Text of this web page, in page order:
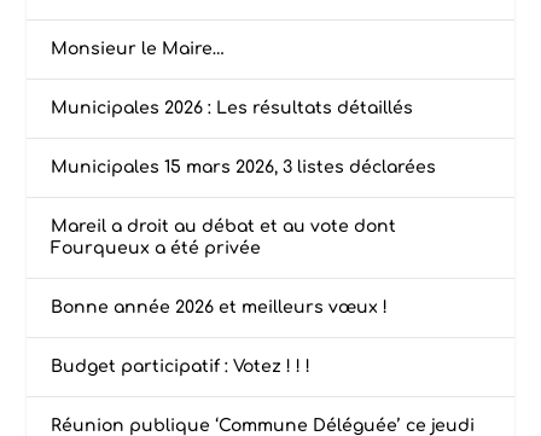
Monsieur le Maire…
Municipales 2026 : Les résultats détaillés
Municipales 15 mars 2026, 3 listes déclarées
Mareil a droit au débat et au vote dont
Fourqueux a été privée
Bonne année 2026 et meilleurs vœux !
Budget participatif : Votez ! ! !
Réunion publique ‘Commune Déléguée’ ce jeudi